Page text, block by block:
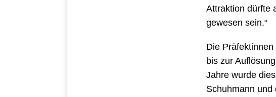
Attraktion dürfte
gewesen sein.“
Die
bis zur
Jahre wurde
Schuhmann und